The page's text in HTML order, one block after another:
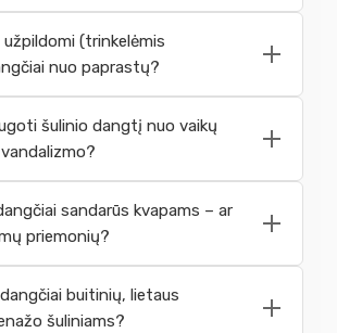
užpildomi (trinkelėmis
nuo paprastų?
šulinio dangtį nuo vaikų
sandarūs kvapams – ar
priemonių?
buitinių, lietaus
šuliniams?